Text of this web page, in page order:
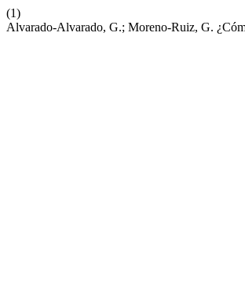
(1)
Alvarado-Alvarado, G.; Moreno-Ruiz, G.